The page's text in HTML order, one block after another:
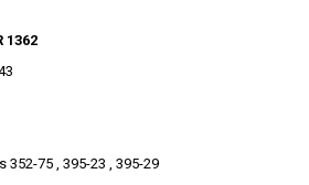
1362
352-75 , 395-23 , 395-29